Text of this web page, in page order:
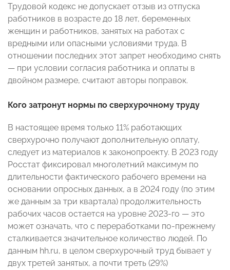
Трудовой кодекс не допускает отзыв из отпуска
работников в возрасте до 18 лет, беременных
женщин и работников, занятых на работах с
вредными или опасными условиями труда. В
отношении последних этот запрет необходимо снять
— при условии согласия работника и оплаты в
двойном размере, считают авторы поправок.
Кого затронут нормы по сверхурочному труду
В настоящее время только 11% работающих
сверхурочно получают дополнительную оплату,
следует из материалов к законопроекту. В 2023 году
Росстат фиксировал многолетний максимум по
длительности фактического рабочего времени на
основании опросных данных, а в 2024 году (по этим
же данным за три квартала) продолжительность
рабочих часов остается на уровне 2023-го — это
может означать, что с переработками по-прежнему
сталкивается значительное количество людей. По
данным hh.ru, в целом сверхурочный труд бывает у
двух третей занятых, а почти треть (29%)